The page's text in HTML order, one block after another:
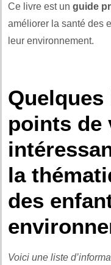
Ce livre est un guide
améliorer la santé des
leur environnement.
points de
la
des
Voici une liste